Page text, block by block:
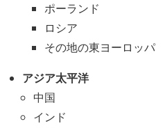
ポーランド
ロシア
その地の東ヨーロッパ
アジア太平洋
中国
インド